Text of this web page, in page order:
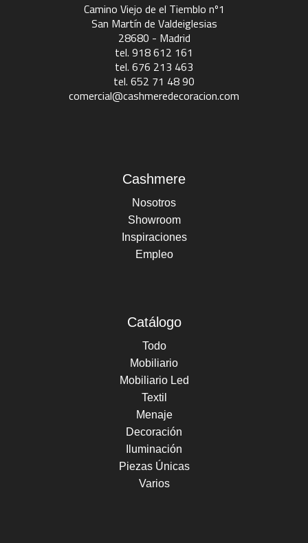
Camino Viejo de el Tiemblo nº1
San Martín de Valdeiglesias
28680 - Madrid
tel. 918 612 161
tel. 676 213 463
tel. 652 71 48 90
comercial@cashmeredecoracion.com
Cashmere
Nosotros
Showroom
Inspiraciones
Empleo
Catálogo
Todo
Mobiliario
Mobiliario Led
Textil
Menaje
Decoración
Iluminación
Piezas Únicas
Varios